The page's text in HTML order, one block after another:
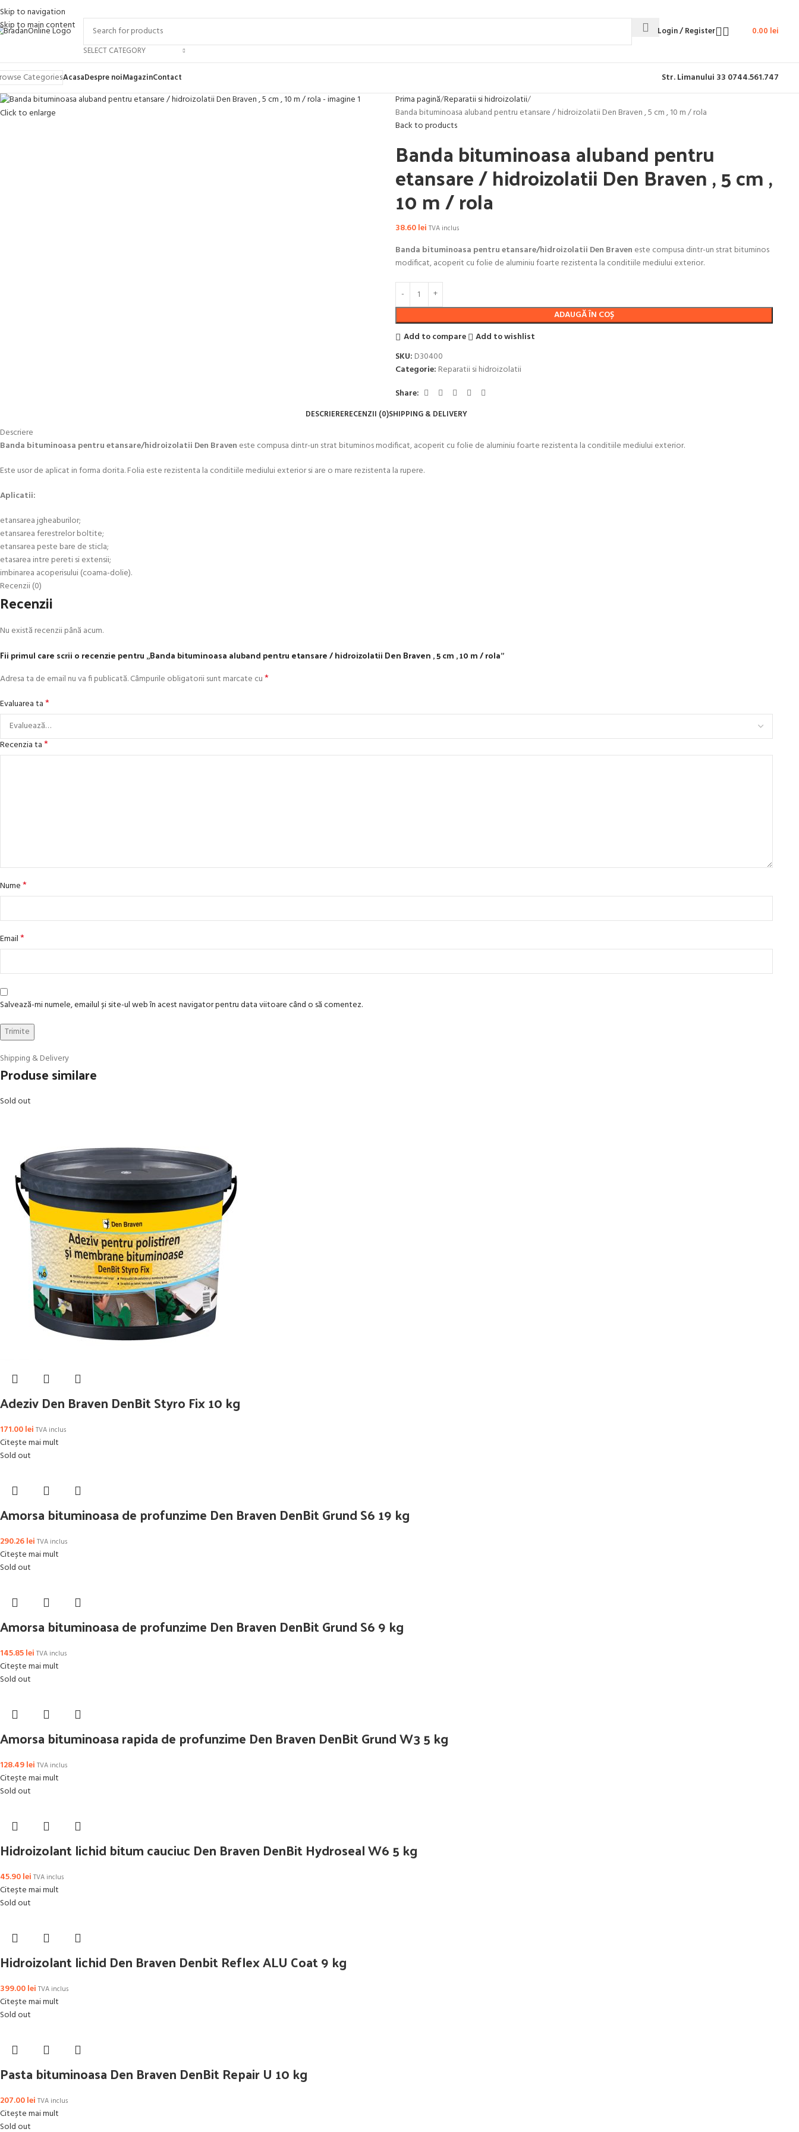
Skip to navigation
Skip to main content
SELECT CATEGORY
Login / Register 0.00 lei
CategoriesAcasaDespre noiMagazinContact Str. Limanului 33 0744.561.747
Click to enlarge
Prima pagină Reparatii si hidroizolatii
Banda bituminoasa aluband pentru etansare / hidroizolatii Den Braven , 5 cm , 10 m / rola
Back to products
Banda bituminoasa aluband pentru
etansare / hidroizolatii Den Braven , 5 cm ,
10 m / rola
38.60lei TVA inclus
Banda bituminoasa pentru etansare/hidroizolatii Den Braven este compusa dintr-un strat bituminos
modificat, acoperit cu folie de aluminiu foarte rezistenta la conditiile mediului exterior.
ADAUGĂ ÎN COȘ
Add to compare
Add to wishlist
SKU: D30400
Categorie: Reparatii si hidroizolatii
Share:
DESCRIERERECENZII (0)SHIPPING & DELIVERY
Descriere
Banda bituminoasa pentru etansare/hidroizolatii Den Braven este compusa dintr-un strat bituminos modificat, acoperit cu folie de aluminiu foarte rezistenta la conditiile mediului exterior.
Este usor de aplicat in forma dorita. Folia este rezistenta la conditiile mediului exterior si are o mare rezistenta la rupere.
Aplicatii:
etansarea jgheaburilor;
etansarea ferestrelor boltite;
etansarea peste bare de sticla;
etasarea intre pereti si extensii;
imbinarea acoperisului (coama-dolie).
Recenzii (0)
Recenzii
Nu există recenzii până acum.
Fii primul care scrii o recenzie pentru „Banda bituminoasa aluband pentru etansare / hidroizolatii Den Braven , 5 cm , 10 m / rola”
Adresa ta de email nu va fi publicată.Câmpurile obligatorii sunt marcate cu*
Evaluarea ta*
Recenzia ta*
Nume*
Email*
Salvează-mi numele, emailul și site-ul web în acest navigator pentru data viitoare când o să comentez.
Shipping & Delivery
Produse similare
Sold out
Adeziv Den Braven DenBit Styro Fix 10 kg
171.00lei TVA inclus
Citește mai mult
Sold out
Amorsa bituminoasa de profunzime Den Braven DenBit Grund S6 19 kg
290.26lei TVA inclus
Citește mai mult
Sold out
Amorsa bituminoasa de profunzime Den Braven DenBit Grund S6 9 kg
145.85lei TVA inclus
Citește mai mult
Sold out
Amorsa bituminoasa rapida de profunzime Den Braven DenBit Grund W3 5 kg
128.49lei TVA inclus
Citește mai mult
Sold out
Hidroizolant lichid bitum cauciuc Den Braven DenBit Hydroseal W6 5 kg
45.90lei TVA inclus
Citește mai mult
Sold out
Hidroizolant lichid Den Braven Denbit Reflex ALU Coat 9 kg
399.00lei TVA inclus
Citește mai mult
Sold out
Pasta bituminoasa Den Braven DenBit Repair U 10 kg
207.00lei TVA inclus
Citește mai mult
Sold out